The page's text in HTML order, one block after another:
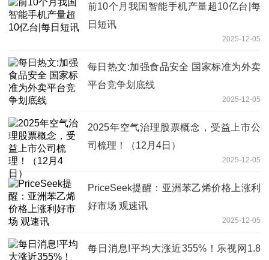
前10个月我国智能手机产量超10亿台|每
日短讯
2025-12-05
每日热文:加强食品安全 国家标准为外卖
平台竞争划底线
2025-12-05
2025年空气治理股票概念，受益上市公
司梳理！（12月4日）
2025-12-05
PriceSeek提醒：亚洲苯乙烯价格上涨利
好市场 观速讯
2025-12-05
每日消息!平均大涨近355%！乐视网1.8